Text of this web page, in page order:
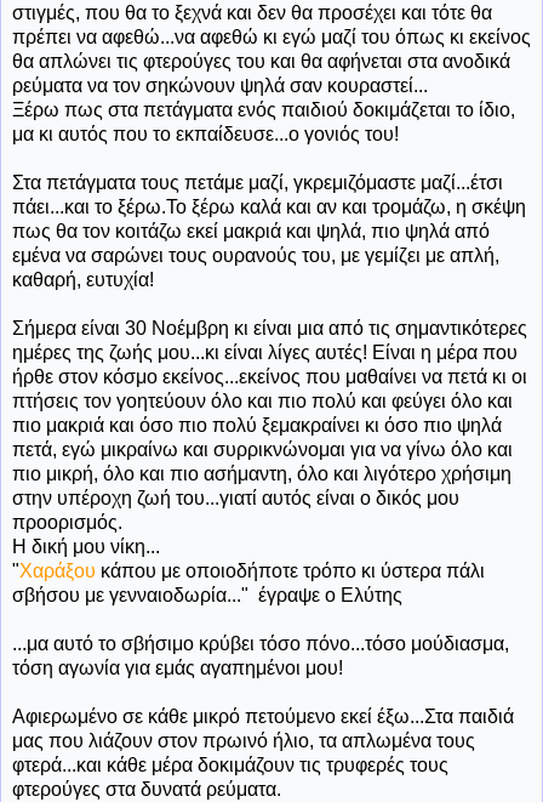
στιγμές, που θα το ξεχνά και δεν θα προσέχει και τότε θα
πρέπει να αφεθώ...να αφεθώ κι εγώ μαζί του όπως κι εκείνος
θα απλώνει τις φτερούγες του και θα αφήνεται στα ανοδικά
ρεύματα να τον σηκώνουν ψηλά σαν κουραστεί...
Ξέρω πως στα πετάγματα ενός παιδιού δοκιμάζεται το ίδιο,
μα κι αυτός που το εκπαίδευσε...ο γονιός του!
Στα πετάγματα τους πετάμε μαζί, γκρεμιζόμαστε μαζί...έτσι
πάει...και το ξέρω.Το ξέρω καλά και αν και τρομάζω, η σκέψη
πως θα τον κοιτάζω εκεί μακριά και ψηλά, πιο ψηλά από
εμένα να σαρώνει τους ουρανούς του, με γεμίζει με απλή,
καθαρή, ευτυχία!
Σήμερα είναι 30 Νοέμβρη κι είναι μια από τις σημαντικότερες
ημέρες της ζωής μου...κι είναι λίγες αυτές! Είναι η μέρα που
ήρθε στον κόσμο εκείνος...εκείνος που μαθαίνει να πετά κι οι
πτήσεις τον γοητεύουν όλο και πιο πολύ και φεύγει όλο και
πιο μακριά και όσο πιο πολύ ξεμακραίνει κι όσο πιο ψηλά
πετά, εγώ μικραίνω και συρρικνώνομαι για να γίνω όλο και
πιο μικρή, όλο και πιο ασήμαντη, όλο και λιγότερο χρήσιμη
στην υπέροχη ζωή του...γιατί αυτός είναι ο δικός μου
προορισμός.
Η δική μου νίκη...
"Χαράξου κάπου με οποιοδήποτε τρόπο κι ύστερα πάλι
σβήσου με γενναιοδωρία..." έγραψε ο Ελύτης
...μα αυτό το σβήσιμο κρύβει τόσο πόνο...τόσο μούδιασμα,
τόση αγωνία για εμάς αγαπημένοι μου!
Αφιερωμένο σε κάθε μικρό πετούμενο εκεί έξω...Στα παιδιά
μας που λιάζουν στον πρωινό ήλιο, τα απλωμένα τους
φτερά...και κάθε μέρα δοκιμάζουν τις τρυφερές τους
φτερούγες στα δυνατά ρεύματα.